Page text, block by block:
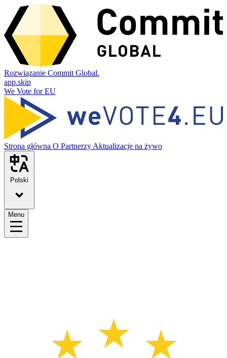
Rozwiązanie Commit Global.
app.skip
We Vote for EU
Strona główna O Partnerzy Aktualizacje na żywo
Polski
Menu